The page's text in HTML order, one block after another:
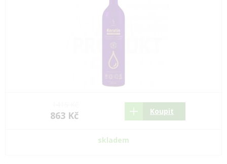
863 Kč Koupit
skladem